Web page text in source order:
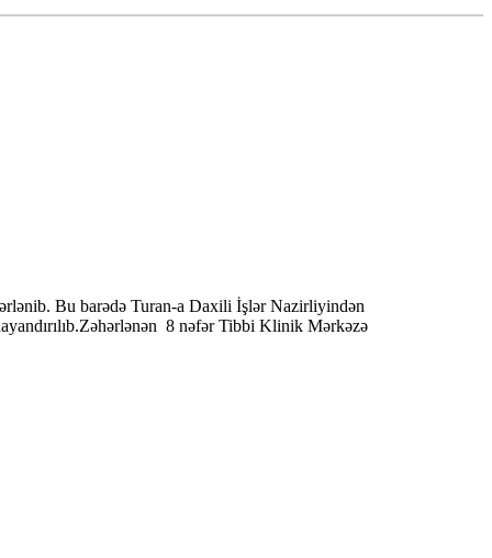
Bu barədə Turan-a Daxili İşlər Nazirliyindən
8 nəfər Tibbi Klinik Mərkəzə